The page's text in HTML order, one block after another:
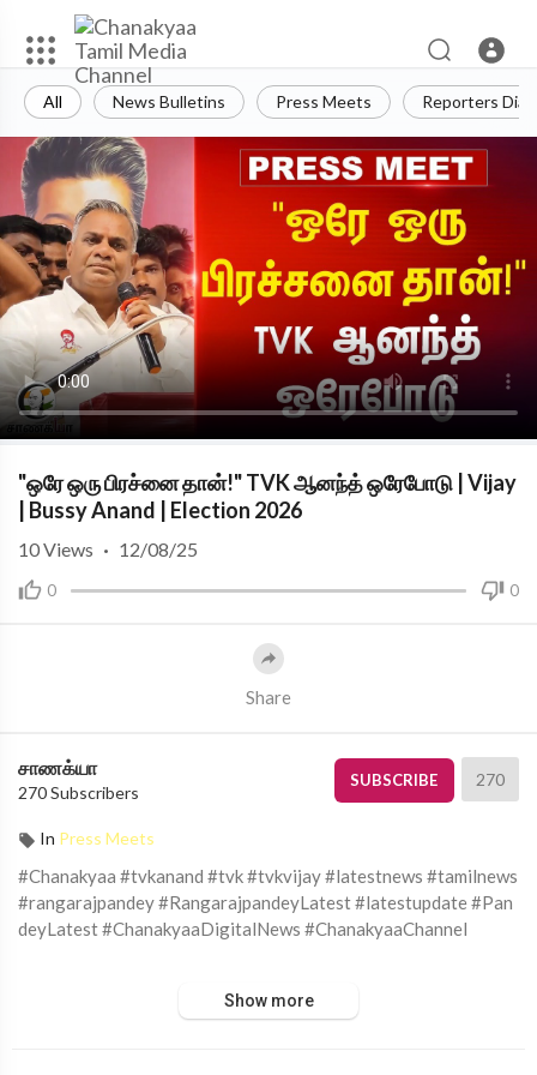
All News Bulletins Press Meets Reporters
"ஒரே ஒரு பிரச்னை தான்!" TVK ஆனந்த் ஒரேபோடு | Vijay
| Bussy Anand | Election 2026
0 0
10Views · 12/08/25
Share
சாணக்யா
270 Subscribers
SUBSCRIBE 270
In Press Meets
#Chanakyaa #tvkanand #tvk #tvkvijay #latestnews #tamilnews
#rangarajpandey #RangarajpandeyLatest #latestupdate #Pan
deyLatest #ChanakyaaDigitalNews #ChanakyaaChannel
Show more